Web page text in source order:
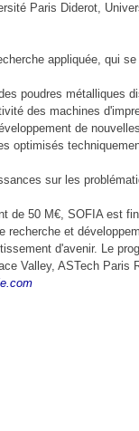
Paris Diderot,
appliquée, qui
poudres métalliques
des machines
de
optimisés
sur les
de 50 M€, SOFIA est
recherche et
d'avenir. Le
Valley, ASTech Paris